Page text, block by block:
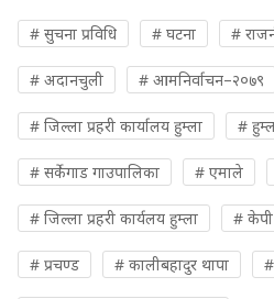
# सुचना प्रविधि # घटना #
# अदानचुली # आमनिर्वाचन–२०७९
# जिल्ला प्रहरी कार्यालय हुम्ला #
# सर्केगाड गाउपालिका # एमाले
# जिल्ला प्रहरी कार्यलय हुम्ला #
# प्रचण्ड # कालीबहादुर थापा